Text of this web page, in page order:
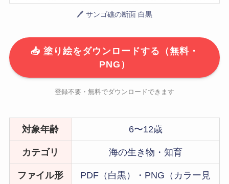
🖊 サンゴ礁の断面 白黒
📥 塗り絵をダウンロードする（無料・
PNG）
登録不要・無料でダウンロードできます
対象年齢 6〜12歳
カテゴリ 海の生き物・知育
ファイル形
PDF（白黒）・PNG（カラー見